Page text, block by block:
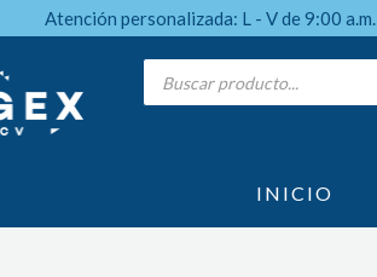
Atención personalizada: L - V de 9:00
Products
search
INICIO